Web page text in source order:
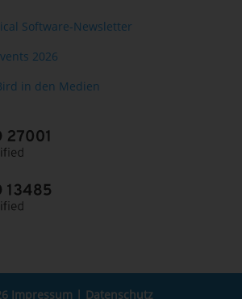
Software-Newsletter
2026
in den Medien
Impressum Datenschutz